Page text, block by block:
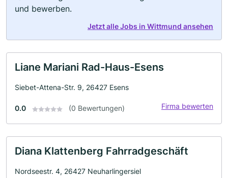
und bewerben.
Jetzt alle Jobs in Wittmund ansehen
Liane Mariani Rad-Haus-Esens
Siebet-Attena-Str. 9, 26427 Esens
0.0 (0 Bewertungen) Firma bewerten
Diana Klattenberg Fahrradgeschäft
Nordseestr. 4, 26427 Neuharlingersiel